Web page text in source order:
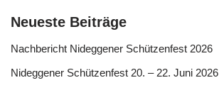
Neueste Beiträge
Nachbericht Nideggener Schützenfest 2026
Nideggener Schützenfest 20. – 22. Juni 2026